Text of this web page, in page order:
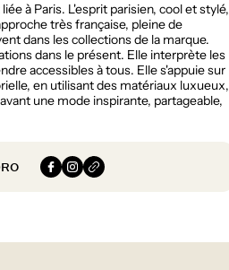
à Paris. L'esprit parisien, cool et stylé,
très française, pleine de
dans les collections de la marque.
dans le présent. Elle interprète les
accessibles à tous. Elle s'appuie sur
en utilisant des matériaux luxueux,
une mode inspirante, partageable,
Facebook
Instagram
Website